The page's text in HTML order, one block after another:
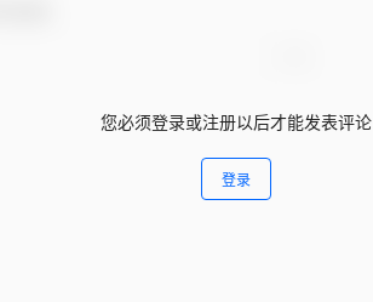
您必须登录或注册以后才能发表评论
登录